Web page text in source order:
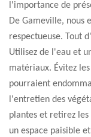
l'importance de
De Gameville, nous
respectueuse. Tout
Utilisez de l'eau et
matériaux. Évitez
pourraient
l'entretien des
plantes et retirez
un espace paisible